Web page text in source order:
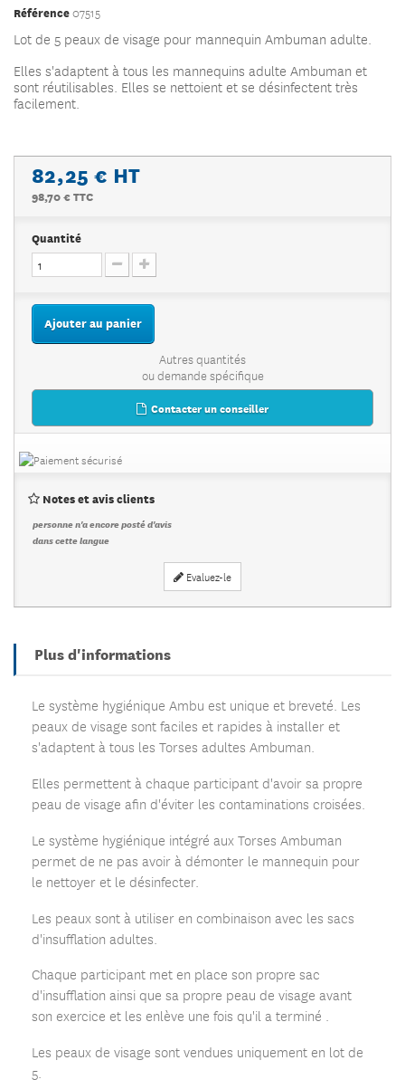
Référence07515
Lot de 5 peaux de visage pour mannequin Ambuman adulte.
Elles s'adaptent à tous les mannequins adulte Ambuman et
sont réutilisables. Elles se nettoient et se désinfectent très
facilement.
82,25 € HT
98,70 € TTC
Quantité
Ajouter au panier
Autres quantités
ou demande spécifique
Contacter un conseiller
Notes et avis clients
personne n'a encore posté d'avis
dans cette langue
Evaluez-le
Plus d'informations
Le système hygiénique Ambu est unique et breveté. Les
peaux de visage sont faciles et rapides à installer et
s'adaptent à tous les Torses adultes Ambuman.
Elles permettent à chaque participant d'avoir sa propre
peau de visage afin d'éviter les contaminations croisées.
Le système hygiénique intégré aux Torses Ambuman
permet de ne pas avoir à démonter le mannequin pour
le nettoyer et le désinfecter.
Les peaux sont à utiliser en combinaison avec les sacs
d'insufflation adultes.
Chaque participant met en place son propre sac
d'insufflation ainsi que sa propre peau de visage avant
son exercice et les enlève une fois qu'il a terminé .
Les peaux de visage sont vendues uniquement en lot de
5.